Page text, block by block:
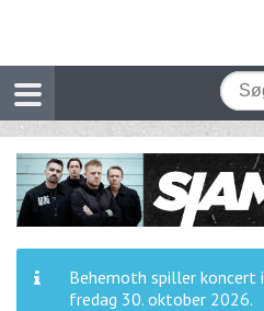
Behemoth spiller koncert i
fredag 30. oktober 2026.